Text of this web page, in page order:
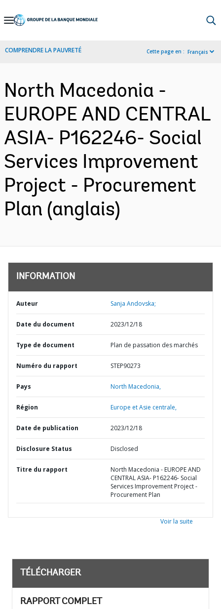
Skip
Navigation
COMPRENDRE LA PAUVRETÉ Cette page en : Français
North Macedonia -
EUROPE AND CENTRAL
ASIA- P162246- Social
Services Improvement
Project - Procurement
Plan (anglais)
INFORMATION
Auteur Sanja Andovska;
Date du document 2023/12/18
Type de document Plan de passation des marchés
Numéro du rapport STEP90273
Pays North Macedonia,
Région Europe et Asie centrale,
Date de publication 2023/12/18
Disclosure Status Disclosed
Titre du rapport
North Macedonia - EUROPE AND
CENTRAL ASIA- P162246- Social
Services Improvement Project -
Procurement Plan
Voir la suite
TÉLÉCHARGER
RAPPORT COMPLET